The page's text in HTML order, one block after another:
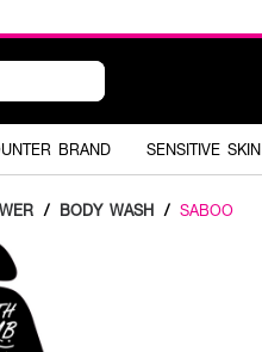
BRAND SENSITIVE SKIN
/ BODY WASH / SABOO